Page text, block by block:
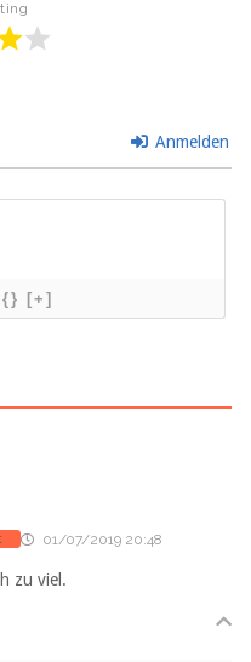
Anmelden
{} [+]
01/07/2019 20:48
zu viel.